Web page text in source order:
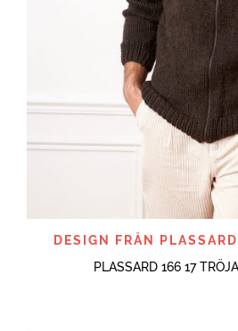
DESIGN FRÅN PLASSARD
PLASSARD 166 17